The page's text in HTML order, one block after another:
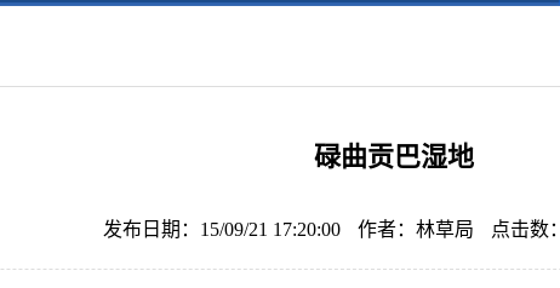
碌曲贡巴湿地
发布日期：15/09/21 17:20:00 作者：林草局 点击数：